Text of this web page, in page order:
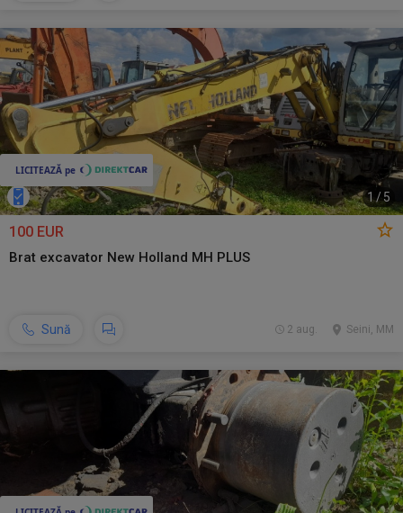
1/5
100 EUR
Brat excavator New Holland MH PLUS
Sună Seini, MM
2 aug.